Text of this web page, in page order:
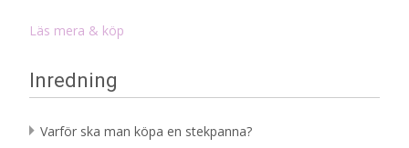
Läs mera & köp
Inredning
Varför ska man köpa en stekpanna?